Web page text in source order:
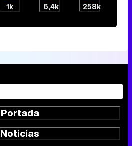
1k 6,4k 258k
Portada
Noticias